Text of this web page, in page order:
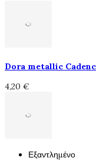
Dora metallic
4,20 €
Εξαντλημένο